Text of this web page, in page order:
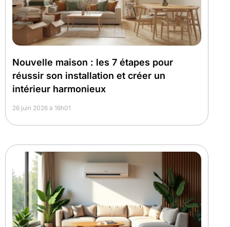
Nouvelle maison : les 7 étapes pour
réussir son installation et créer un
intérieur harmonieux
26 juin 2026 à 16h01